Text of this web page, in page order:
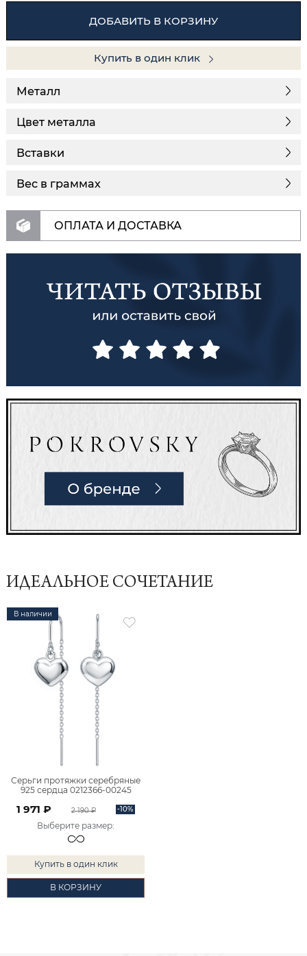
ДОБАВИТЬ В КОРЗИНУ
Купить в один клик
Металл
Цвет металла
Вставки
Вес в граммах
ОПЛАТА И ДОСТАВКА
ИДЕАЛЬНОЕ СОЧЕТАНИЕ
В наличии
Серьги протяжки серебряные
925 сердца 0212366-00245
1 971 ₽ 2 190 ₽ -10%
Выберите размер:
Купить в один клик
В КОРЗИНУ